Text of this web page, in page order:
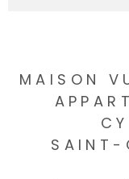
MAISON
SAINT-